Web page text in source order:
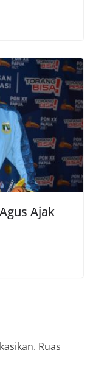
Ajak
Ruas